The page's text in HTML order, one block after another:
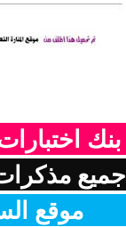
بنك
جميع
موقع